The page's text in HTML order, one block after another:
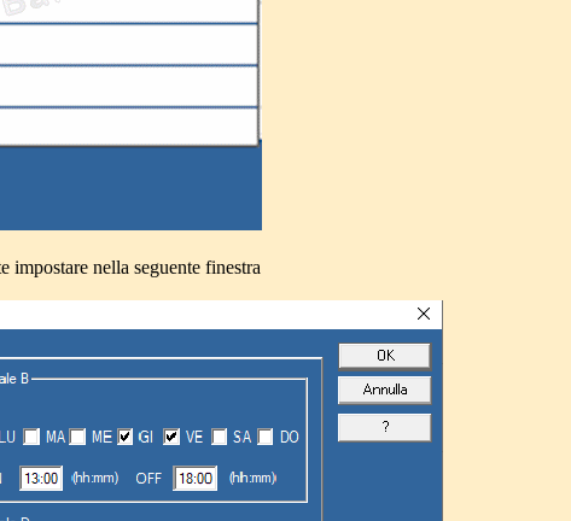
impostare nella seguente finestra